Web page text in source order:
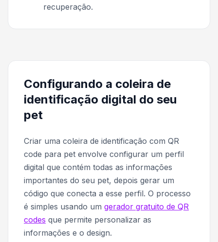
recuperação.
Configurando a coleira de
identificação digital do seu
pet
Criar uma coleira de identificação com QR
code para pet envolve configurar um perfil
digital que contém todas as informações
importantes do seu pet, depois gerar um
código que conecta a esse perfil. O processo
é simples usando um gerador gratuito de QR
codes que permite personalizar as
informações e o design.